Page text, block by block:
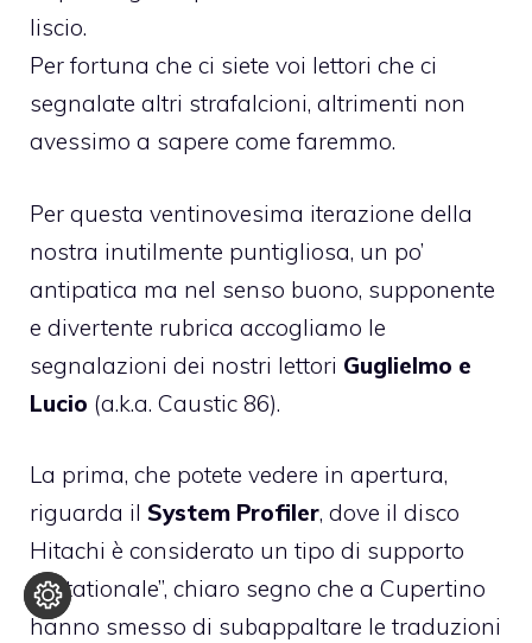
liscio.
Per fortuna che ci siete voi lettori che ci
segnalate altri strafalcioni, altrimenti non
avessimo a sapere come faremmo.
Per questa ventinovesima iterazione della
nostra inutilmente puntigliosa, un po’
antipatica ma nel senso buono, supponente
e divertente rubrica accogliamo le
segnalazioni dei nostri lettori Guglielmo e
Lucio (a.k.a. Caustic 86).
La prima, che potete vedere in apertura,
riguarda il System Profiler, dove il disco
Hitachi è considerato un tipo di supporto
“Rotationale”, chiaro segno che a Cupertino
hanno smesso di subappaltare le traduzioni